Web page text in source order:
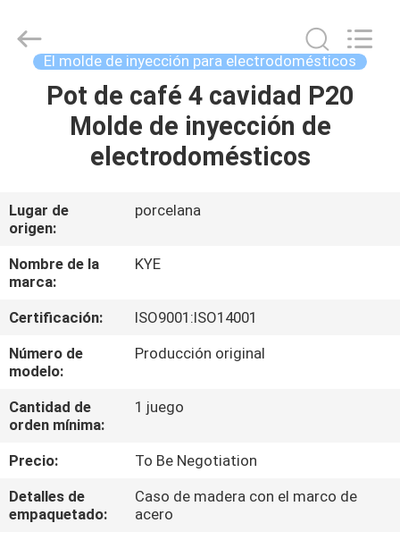
HOGAR
PRODUCTOS
SOBRE
NOSOTROS
VIAJE
DE
LA
DE
CALIDAD
Copyright
oeminjectionmold.com.
El molde de inyección para electrodomésticos
Pot de café 4 cavidad P20
Molde de inyección de
electrodomésticos
Lugar de
origen:
porcelana
Nombre de la
marca:
KYE
Certificación:
ISO9001:ISO14001
Número de
modelo:
Producción original
Cantidad de
orden mínima:
1 juego
Precio:
To Be Negotiation
Detalles de
empaquetado:
Caso de madera con el marco de
acero